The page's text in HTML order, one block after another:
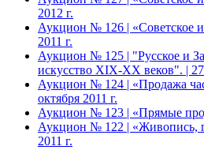
2012 г.
Аукцион № 126 | «Советское
2011 г.
Аукцион № 125 | "Русское и
искусство XIX-ХХ веков". | 27
Аукцион № 124 | «Продажа
октября 2011 г.
Аукцион № 123 | «Прямые
Аукцион № 122 | «Живопись,
2011 г.